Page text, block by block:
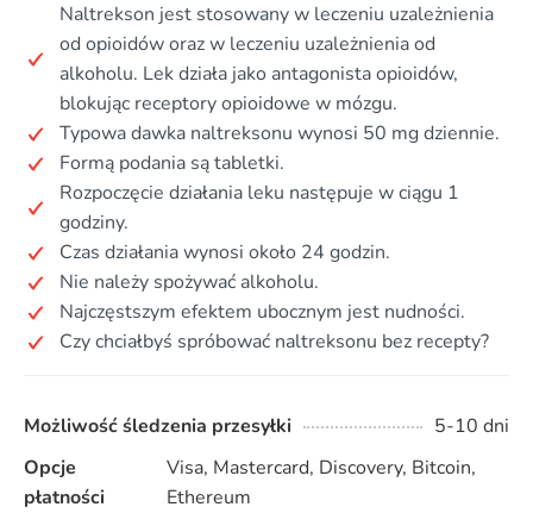
Naltrekson jest stosowany w leczeniu uzależnienia
od opioidów oraz w leczeniu uzależnienia od
alkoholu. Lek działa jako antagonista opioidów,
blokując receptory opioidowe w mózgu.
Typowa dawka naltreksonu wynosi 50 mg dziennie.
Formą podania są tabletki.
Rozpoczęcie działania leku następuje w ciągu 1
godziny.
Czas działania wynosi około 24 godzin.
Nie należy spożywać alkoholu.
Najczęstszym efektem ubocznym jest nudności.
Czy chciałbyś spróbować naltreksonu bez recepty?
Możliwość śledzenia przesyłki
5-10 dni
Opcje
płatności
Visa, Mastercard, Discovery, Bitcoin,
Ethereum